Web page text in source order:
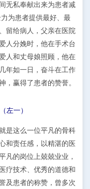
无私奉献出来为患者减
为患者提供最好、最
留给病人，父亲在医院
人分娩时，他在手术台
人和丈母娘照顾，他在
年如一日，奋斗在工作
，赢得了患者的赞誉。
左一）
是这么一位平凡的骨科
和责任感，以精湛的医
凡的岗位上兢兢业业，
疗技术、优秀的道德和
及患者的称赞，曾多次